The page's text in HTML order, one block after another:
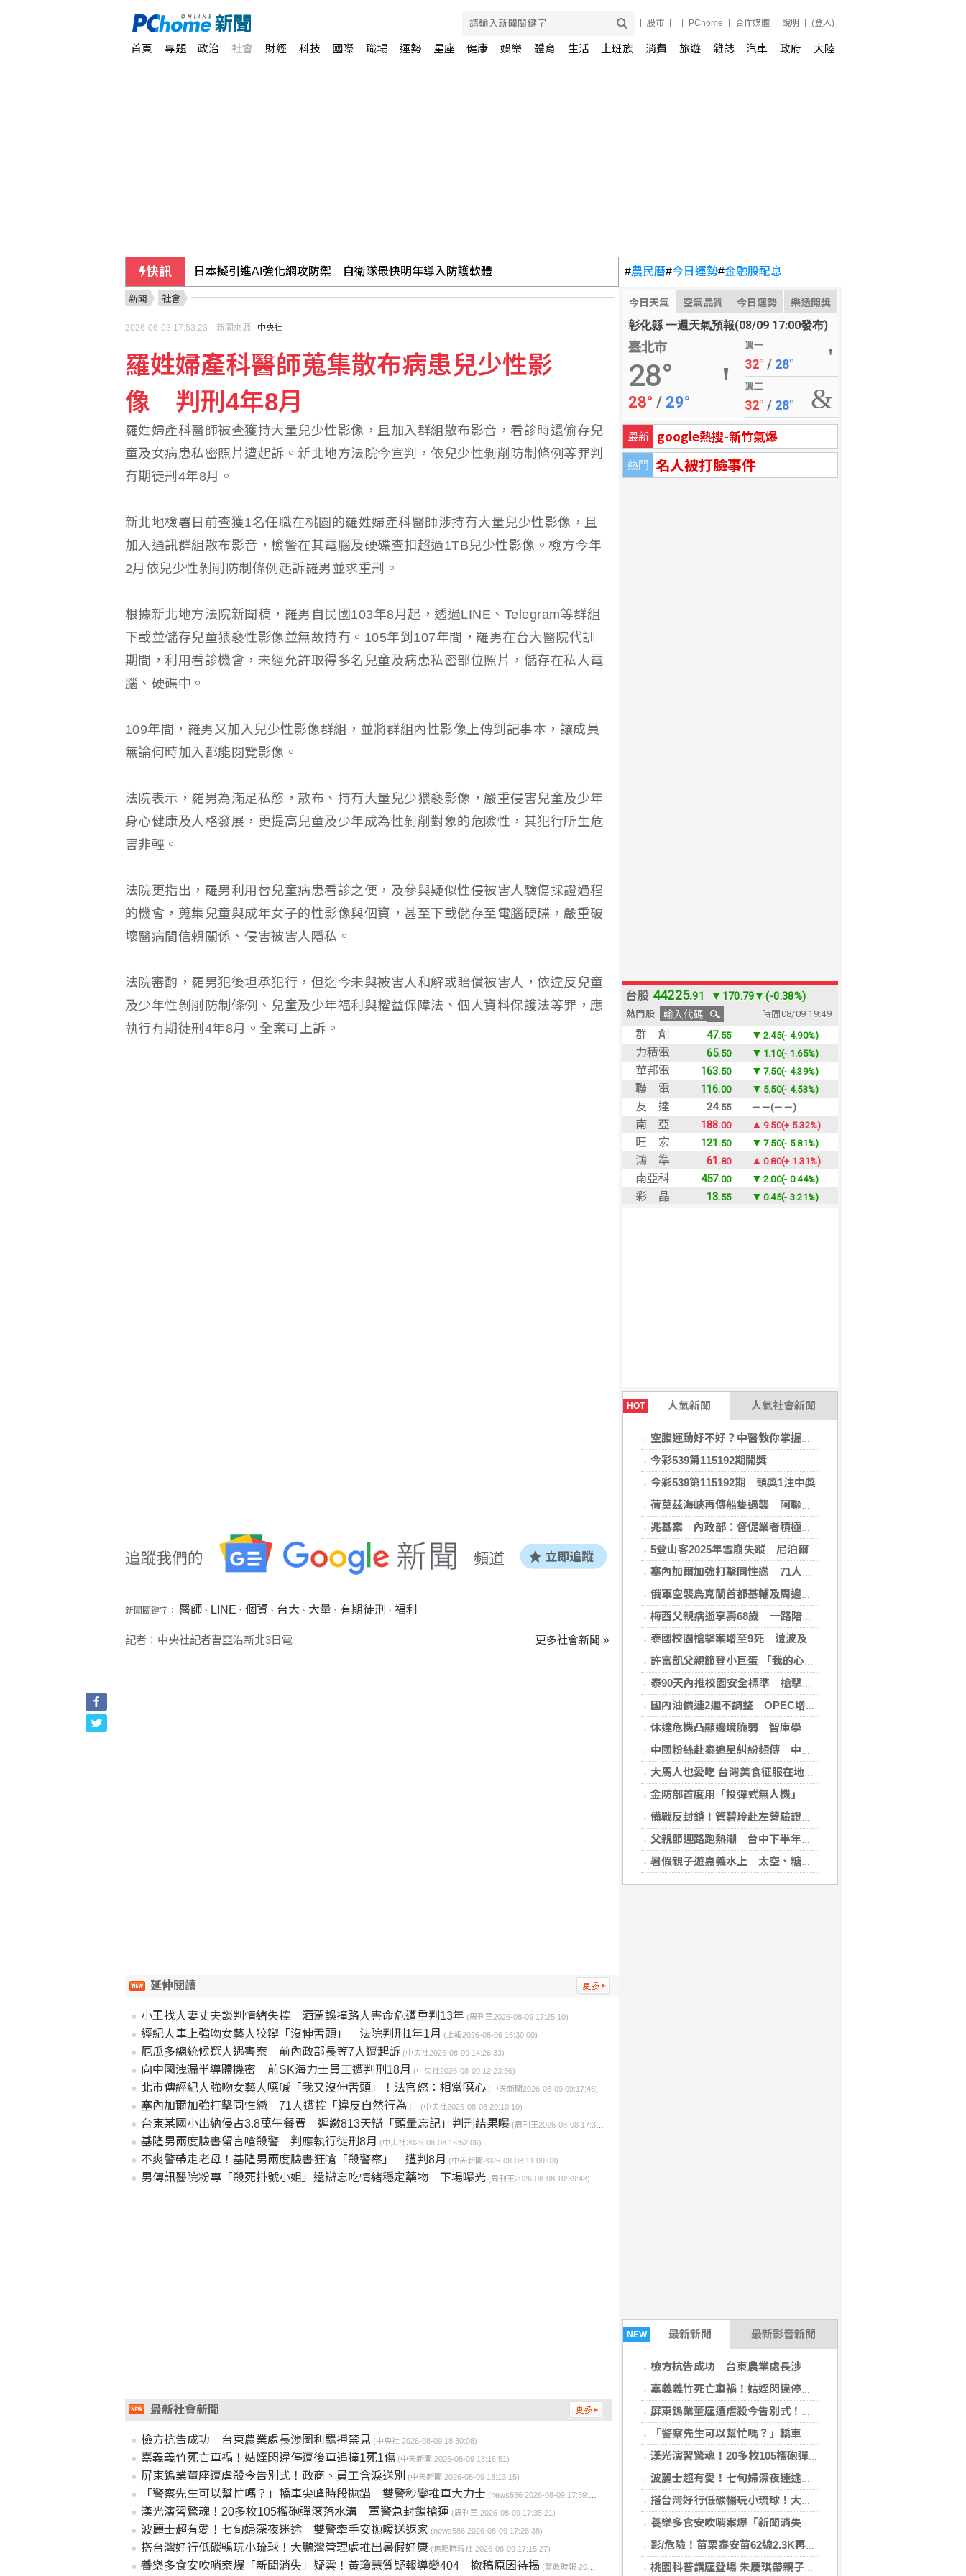
股市 PChome 合作媒體 說明 (登入)
首頁 專題 政治 社會 財經 科技 國際 職場 運勢 星座 健康 娛樂 體育 生活 上班族 消費 旅遊 雜誌 汽車 政府 大陸
快訊 日本擬引進AI強化網攻防禦 自衛隊最快明年導入防護軟體
颱風白海豚影響 香港氣溫39.8度破歷史紀錄
羅戈8局失1分優質先發 兄弟系列賽橫掃雄鷹
#農民曆#今日運勢#金融股配息
今日天氣 空氣品質 今日運勢 樂透開獎
彰化縣 一週天氣預報(08/09 17:00發布)
臺北市
28°
28° / 29°
週一
32° / 28°
週二
32° / 28°
最新 google熱搜-新竹氣爆
熱門 名人被打臉事件
HOT 人氣新聞 人氣社會新聞
空腹運動好不好？中醫教你掌握最佳運動時機
今彩539第115192期開獎
今彩539第115192期 頭獎1注中獎
荷莫茲海峽再傳船隻遇襲 阿聯控伊朗攻擊國營油輪
兆基案 內政部：督促業者積極履約或轉讓契約
5登山客2025年雪崩失蹤 尼泊爾救難隊尋獲遺體
塞內加爾加強打擊同性戀 71人遭控「違反自然行為」
俄軍空襲烏克蘭首都基輔及周邊區域 造成4人喪命
梅西父親病逝享壽68歲 一路陪伴兒子闖蕩足壇
泰國校園槍擊案增至9死 遭波及12歲女童不治
許富凱父親節登小巨蛋 「我的心肝寶貝」思念爸爸
泰90天內推校園安全標準 槍擊案後全國加強心理篩檢
國內油價連2週不調整 OPEC增產國際油價跌
休達危機凸顯邊境脆弱 智庫學者籲建立歐盟統一方案
中國粉絲赴泰追星糾紛頻傳 中國駐泰使館籲文明守法
大馬人也愛吃 台灣美食征服在地味蕾
金防部首度用「投彈式無人機」火力圍剿敵軍
備戰反封鎖！管碧玲赴左營驗證海巡平戰轉換
父親節迎路跑熱潮 台中下半年賽事季開跑邀全民動起來
暑假親子遊嘉義水上 太空、糖果、咖啡到採果一次玩
NEW 最新新聞 最新影音新聞
檢方抗告成功 台東農業處長涉圖利羈押禁見
嘉義義竹死亡車禍！姑姪閃違停遭後車追撞1死1傷
屏東鎢業董座遭虐殺今告別式！政商、員工含淚送別
「警察先生可以幫忙嗎？」轎車尖峰時段拋錨 雙警秒變推車大力士
漢光演習驚魂！20多枚105榴砲彈滾落水溝 軍警急封鎖搶運
波麗士超有愛！七旬婦深夜迷途 雙警牽手安撫暖送返家
搭台灣好行低碳暢玩小琉球！大鵬灣管理處推出暑假好康
養樂多食安吹哨案爆「新聞消失」疑雲！黃瓊慧質疑報導變404 撤稿原因待揭
影/危險！苗栗泰安苗62線2.3K再傳落石 議員籲用路人警戒
桃園科普講座登場 朱慶琪帶親子手作玩轉物理奧妙
新聞 社會
2026-06-03 17:53:23 新聞來源 : 中央社
羅姓婦產科醫師蒐集散布病患兒少性影
像 判刑4年8月
羅姓婦產科醫師被查獲持大量兒少性影像，且加入群組散布影音，看診時還偷存兒
童及女病患私密照片遭起訴。新北地方法院今宣判，依兒少性剝削防制條例等罪判
有期徒刑4年8月。
新北地檢署日前查獲1名任職在桃園的羅姓婦產科醫師涉持有大量兒少性影像，且
加入通訊群組散布影音，檢警在其電腦及硬碟查扣超過1TB兒少性影像。檢方今年
2月依兒少性剝削防制條例起訴羅男並求重刑。
根據新北地方法院新聞稿，羅男自民國103年8月起，透過LINE、Telegram等群組
下載並儲存兒童猥褻性影像並無故持有。105年到107年間，羅男在台大醫院代訓
期間，利用看診機會，未經允許取得多名兒童及病患私密部位照片，儲存在私人電
腦、硬碟中。
109年間，羅男又加入兒少性影像群組，並將群組內性影像上傳到記事本，讓成員
無論何時加入都能閱覽影像。
法院表示，羅男為滿足私慾，散布、持有大量兒少猥褻影像，嚴重侵害兒童及少年
身心健康及人格發展，更提高兒童及少年成為性剝削對象的危險性，其犯行所生危
害非輕。
法院更指出，羅男利用替兒童病患看診之便，及參與疑似性侵被害人驗傷採證過程
的機會，蒐集兒童與成年女子的性影像與個資，甚至下載儲存至電腦硬碟，嚴重破
壞醫病間信賴關係、侵害被害人隱私。
法院審酌，羅男犯後坦承犯行，但迄今未與被害人和解或賠償被害人，依違反兒童
及少年性剝削防制條例、兒童及少年福利與權益保障法、個人資料保護法等罪，應
執行有期徒刑4年8月。全案可上訴。
新聞關鍵字： 醫師、 LINE 、 個資 、 台大 、 大量 、 有期徒刑 、 福利
記者：中央社記者曹亞沿新北3日電 更多社會新聞 »
延伸閱讀
小王找人妻丈夫談判情緒失控 酒駕誤撞路人害命危遭重判13年 (周刊王2026-08-09 17:25:10)
經紀人車上強吻女藝人狡辯「沒伸舌頭」 法院判刑1年1月 (上報2026-08-09 16:30:00)
厄瓜多總統候選人遇害案 前內政部長等7人遭起訴 (中央社2026-08-09 14:26:33)
向中國洩漏半導體機密 前SK海力士員工遭判刑18月 (中央社2026-08-09 12:23:36)
北市傳經紀人強吻女藝人噁喊「我又沒伸舌頭」！法官怒：相當噁心 (中天新聞2026-08-09 09:17:45)
塞內加爾加強打擊同性戀 71人遭控「違反自然行為」 (中央社2026-08-08 20:10:10)
台東某國小出納侵占3.8萬午餐費 遲繳813天辯「頭暈忘記」判刑結果曝 (周刊王2026-08-08 17:32:55)
基隆男兩度臉書留言嗆殺警 判應執行徒刑8月 (中央社2026-08-08 16:52:06)
不爽警帶走老母！基隆男兩度臉書狂嗆「殺警察」 遭判8月 (中天新聞2026-08-08 11:09:03)
男傳訊醫院粉專「殺死掛號小姐」還辯忘吃情緒穩定藥物 下場曝光 (周刊王2026-08-08 10:39:43)
最新社會新聞
檢方抗告成功 台東農業處長涉圖利羈押禁見 (中央社 2026-08-09 18:30:08)
嘉義義竹死亡車禍！姑姪閃違停遭後車追撞1死1傷 (中天新聞 2026-08-09 18:16:51)
屏東鎢業董座遭虐殺今告別式！政商、員工含淚送別 (中天新聞 2026-08-09 18:13:15)
「警察先生可以幫忙嗎？」轎車尖峰時段拋錨 雙警秒變推車大力士 (news586 2026-08-09 17:39:09)
漢光演習驚魂！20多枚105榴砲彈滾落水溝 軍警急封鎖搶運 (周刊王 2026-08-09 17:35:21)
波麗士超有愛！七旬婦深夜迷途 雙警牽手安撫暖送返家 (news586 2026-08-09 17:28:38)
搭台灣好行低碳暢玩小琉球！大鵬灣管理處推出暑假好康 (焦點時報社 2026-08-09 17:15:27)
養樂多食安吹哨案爆「新聞消失」疑雲！黃瓊慧質疑報導變404 撤稿原因待揭 (警政時報 2026-08-09 17:03:12)